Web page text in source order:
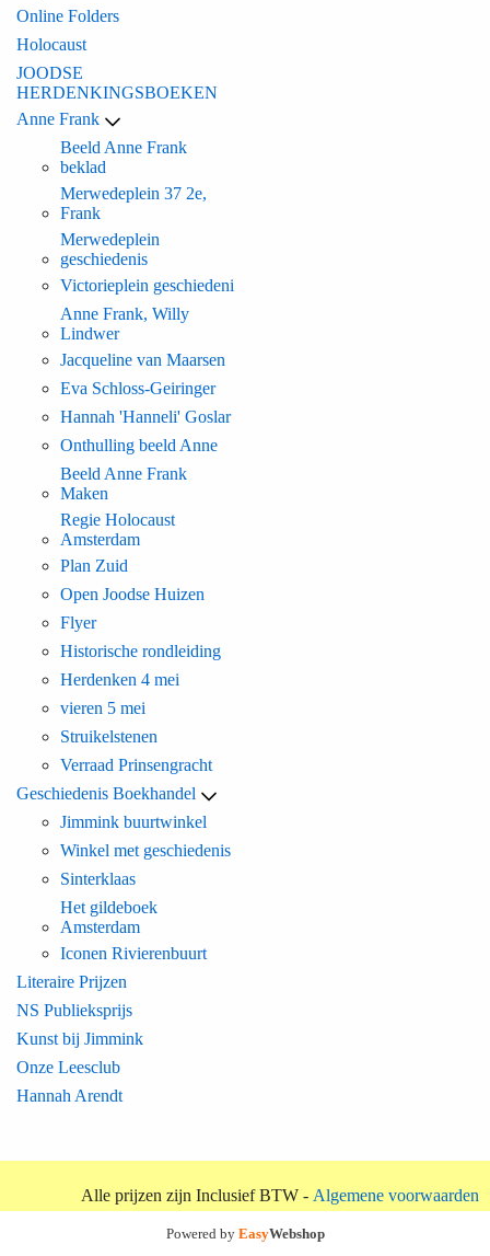
Online Folders
Holocaust
JOODSE
HERDENKINGSBOEKEN
Anne Frank
Beeld Anne Frank
beklad
Merwedeplein 37 2e,
Frank
Merwedeplein
geschiedenis
Victorieplein geschiedeni
Anne Frank, Willy
Lindwer
Jacqueline van Maarsen
Eva Schloss-Geiringer
Hannah 'Hanneli' Goslar
Onthulling beeld Anne
Beeld Anne Frank
Maken
Regie Holocaust
Amsterdam
Plan Zuid
Open Joodse Huizen
Flyer
Historische rondleiding
Herdenken 4 mei
vieren 5 mei
Struikelstenen
Verraad Prinsengracht
Geschiedenis Boekhandel
Jimmink buurtwinkel
Winkel met geschiedenis
Sinterklaas
Het gildeboek
Amsterdam
Iconen Rivierenbuurt
Literaire Prijzen
NS Publieksprijs
Kunst bij Jimmink
Onze Leesclub
Hannah Arendt
Alle prijzen zijn Inclusief BTW - Algemene voorwaarden
Powered by EasyWebshop